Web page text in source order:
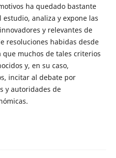
ha quedado bastante
analiza y expone las
y relevantes de
resoluciones habidas desde
que muchos de tales criterios
y, en su caso,
incitar al debate por
y autoridades de